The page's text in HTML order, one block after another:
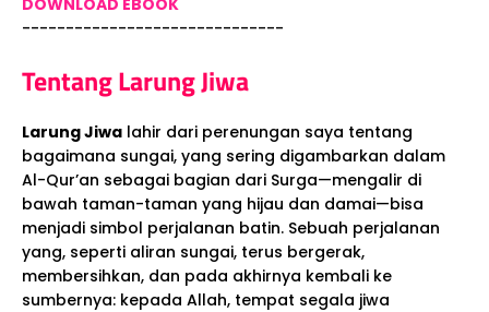
DOWNLOAD EBOOK
------------------------------
Tentang Larung Jiwa
Larung Jiwa lahir dari perenungan saya tentang
bagaimana sungai, yang sering digambarkan dalam
Al-Qur’an sebagai bagian dari Surga—mengalir di
bawah taman-taman yang hijau dan damai—bisa
menjadi simbol perjalanan batin. Sebuah perjalanan
yang, seperti aliran sungai, terus bergerak,
membersihkan, dan pada akhirnya kembali ke
sumbernya: kepada Allah, tempat segala jiwa